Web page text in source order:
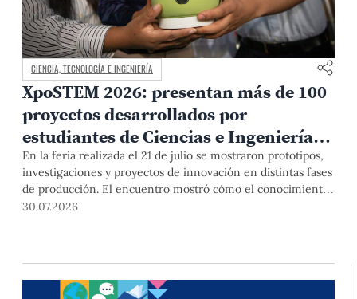
CIENCIA, TECNOLOGÍA E INGENIERÍA
XpoSTEM 2026: presentan más de 100
proyectos desarrollados por
estudiantes de Ciencias e Ingeniería
PUCP orientados a atender
necesidades del país
En la feria realizada el 21 de julio se mostraron prototipos,
investigaciones y proyectos de innovación en distintas fases
de producción. El encuentro mostró cómo el conocimiento
adquirido en las aulas puede responder a desafíos concretos
30.07.2026